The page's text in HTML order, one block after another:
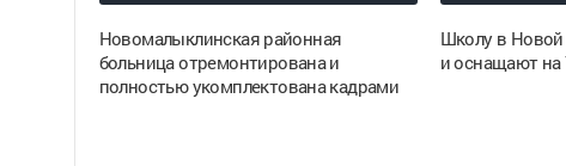
Новомалыклинская районная
больница отремонтирована и
полностью укомплектована кадрами
Школу в
и оснащают на